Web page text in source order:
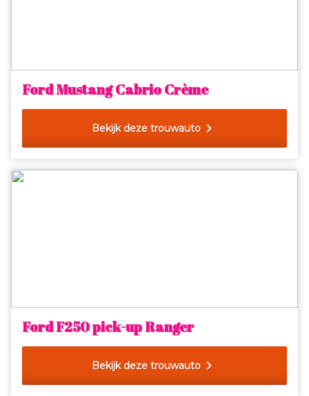
Ford Mustang Cabrio Crème
Bekijk deze trouwauto chevron_right
Ford F250 pick-up Ranger
Bekijk deze trouwauto chevron_right